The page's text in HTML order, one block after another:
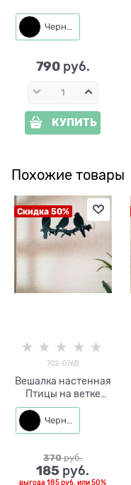
Черный
790 руб.
КУПИТЬ
Похожие товары
Скидка 50%
702-076B
Вешалка настенная
Птицы на ветке
702-076
металлическая
Черный
370 руб.
185 руб.
выгода185 руб. или50%